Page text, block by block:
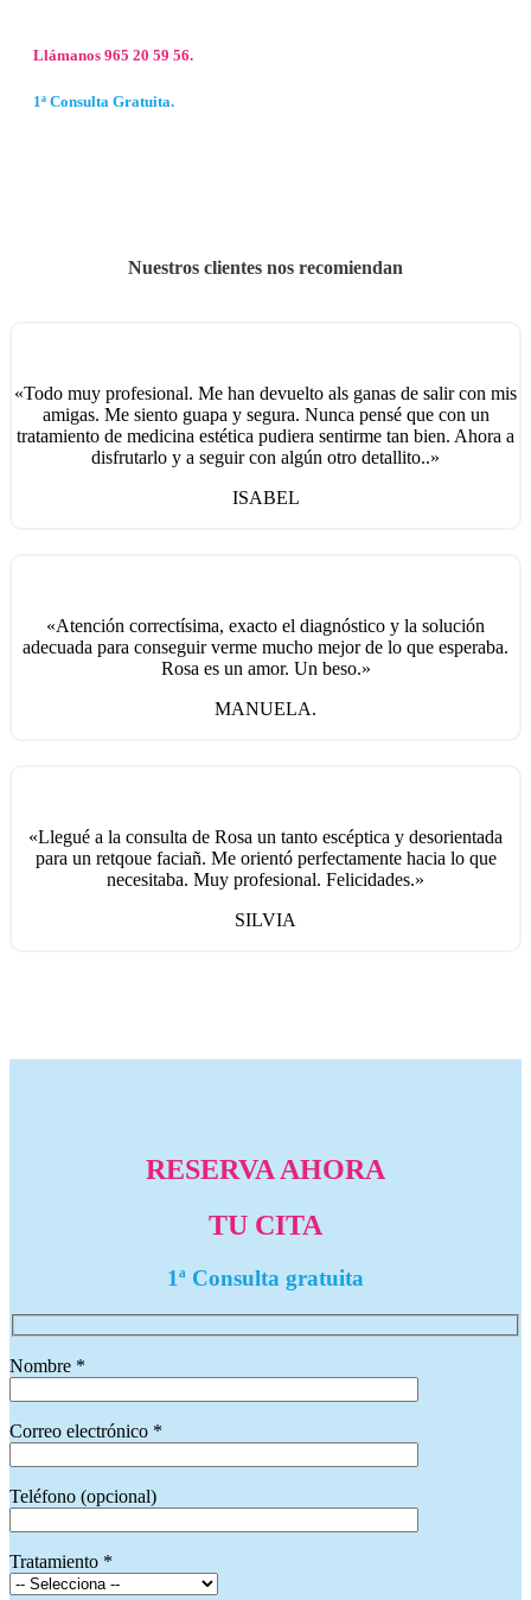
Llámanos 965 20 59 56.
1ª Consulta Gratuita.
Nuestros clientes nos recomiendan
«Todo muy profesional. Me han devuelto als ganas de salir con mis
amigas. Me siento guapa y segura. Nunca pensé que con un
tratamiento de medicina estética pudiera sentirme tan bien. Ahora a
disfrutarlo y a seguir con algún otro detallito..»
ISABEL
«Atención correctísima, exacto el diagnóstico y la solución
adecuada para conseguir verme mucho mejor de lo que esperaba.
Rosa es un amor. Un beso.»
MANUELA.
«Llegué a la consulta de Rosa un tanto escéptica y desorientada
para un retqoue faciañ. Me orientó perfectamente hacia lo que
necesitaba. Muy profesional. Felicidades.»
SILVIA
RESERVA AHORA
TU CITA
1ª Consulta gratuita
Nombre *
Correo electrónico *
Teléfono (opcional)
Tratamiento *